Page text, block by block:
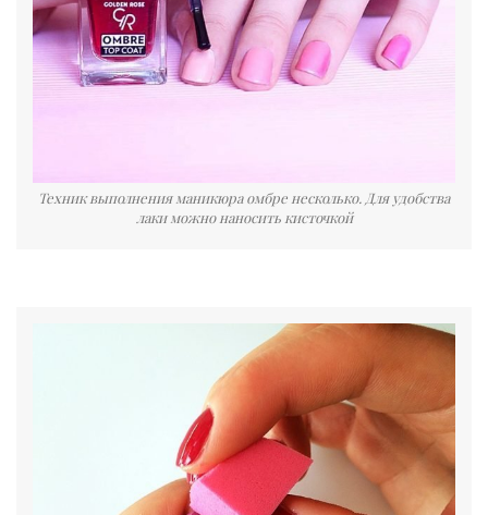
Техник выполнения маникюра омбре несколько. Для удобства
лаки можно наносить кисточкой